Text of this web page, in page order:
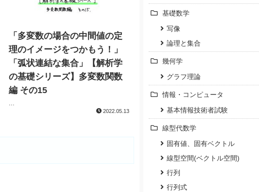
「多変数の場合の中間値の定
理のイメージをつかもう！」
「弧状連結な集合」【解析学
の基礎シリーズ】多変数関数
編 その15
2022.05.13
基礎数学
写像
論理と集合
幾何学
グラフ理論
情報・コンピュータ
基本情報技術者試験
線型代数学
固有値、固有ベクトル
線型空間(ベクトル空間)
行列
行列式